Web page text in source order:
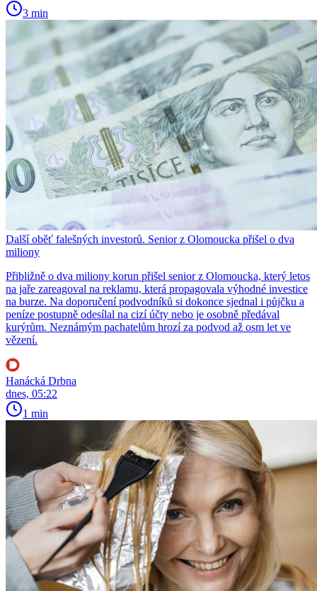
3 min
Další oběť falešných investorů. Senior z Olomoucka přišel o dva
miliony
Přibližně o dva miliony korun přišel senior z Olomoucka, který letos
na jaře zareagoval na reklamu, která propagovala výhodné investice
na burze. Na doporučení podvodníků si dokonce sjednal i půjčku a
peníze postupně odesílal na cizí účty nebo je osobně předával
kurýrům. Neznámým pachatelům hrozí za podvod až osm let ve
vězení.
Hanácká Drbna
dnes, 05:22
1 min